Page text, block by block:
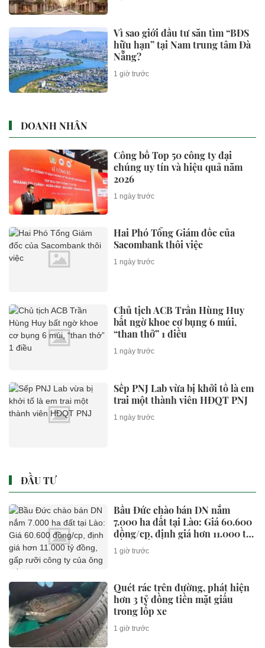
Vì sao giới đầu tư săn tìm “BĐS
hữu hạn” tại Nam trung tâm Đà
Nẵng?
1 giờ trước
DOANH NHÂN
Công bố Top 50 công ty đại
chúng uy tín và hiệu quả năm
2026
1 ngày trước
Hai Phó Tổng Giám đốc của
Sacombank thôi việc
1 ngày trước
Chủ tịch ACB Trần Hùng Huy
bất ngờ khoe cơ bụng 6 múi,
“than thở” 1 điều
1 ngày trước
Sếp PNJ Lab vừa bị khởi tố là em
trai một thành viên HĐQT PNJ
1 ngày trước
ĐẦU TƯ
Bầu Đức chào bán DN nắm
7.000 ha đất tại Lào: Giá 60.600
đồng/cp, định giá hơn 11.000 tỷ
đồng, gấp rưỡi công ty của ông
Trần Bá Dương
1 giờ trước
Quét rác trên đường, phát hiện
hơn 3 tỷ đồng tiền mặt giấu
trong lốp xe
1 giờ trước